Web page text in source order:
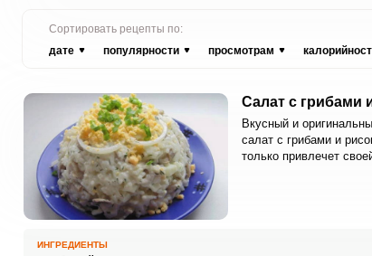
Сортировать рецепты по:
дате
популярности просмотрам
Салат с грибами
Вкусный и
салат с грибами и
только привлечет
ИНГРЕДИЕНТЫ